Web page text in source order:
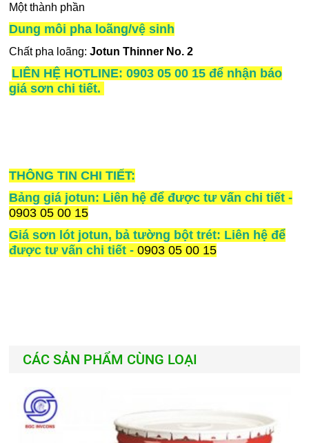
Một thành phần
Dung môi pha loãng/vệ sinh
Chất pha loãng: Jotun Thinner No. 2
LIÊN HỆ HOTLINE: 0903 05 00 15 để nhận báo
giá sơn chi tiết.
THÔNG TIN CHI TIẾT:
Bảng giá jotun: Liên hệ để được tư vấn chi tiết -
0903 05 00 15
Giá sơn lót jotun, bả tường bột trét: Liên hệ để
được tư vấn chi tiết - 0903 05 00 15
CÁC SẢN PHẨM CÙNG LOẠI